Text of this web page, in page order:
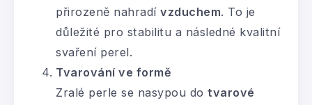
přirozeně nahradí vzduchem. To je
důležité pro stabilitu a následné kvalitní
svaření perel.
Tvarování ve formě
Zralé perle se nasypou do tvarové